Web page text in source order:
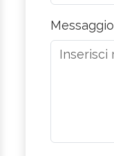
Messaggio